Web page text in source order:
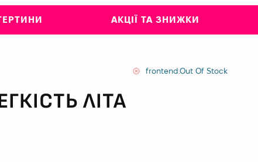
АКЦІЇ ТА ЗНИЖКИ
frontend.Out Of Stock
ЛІТА